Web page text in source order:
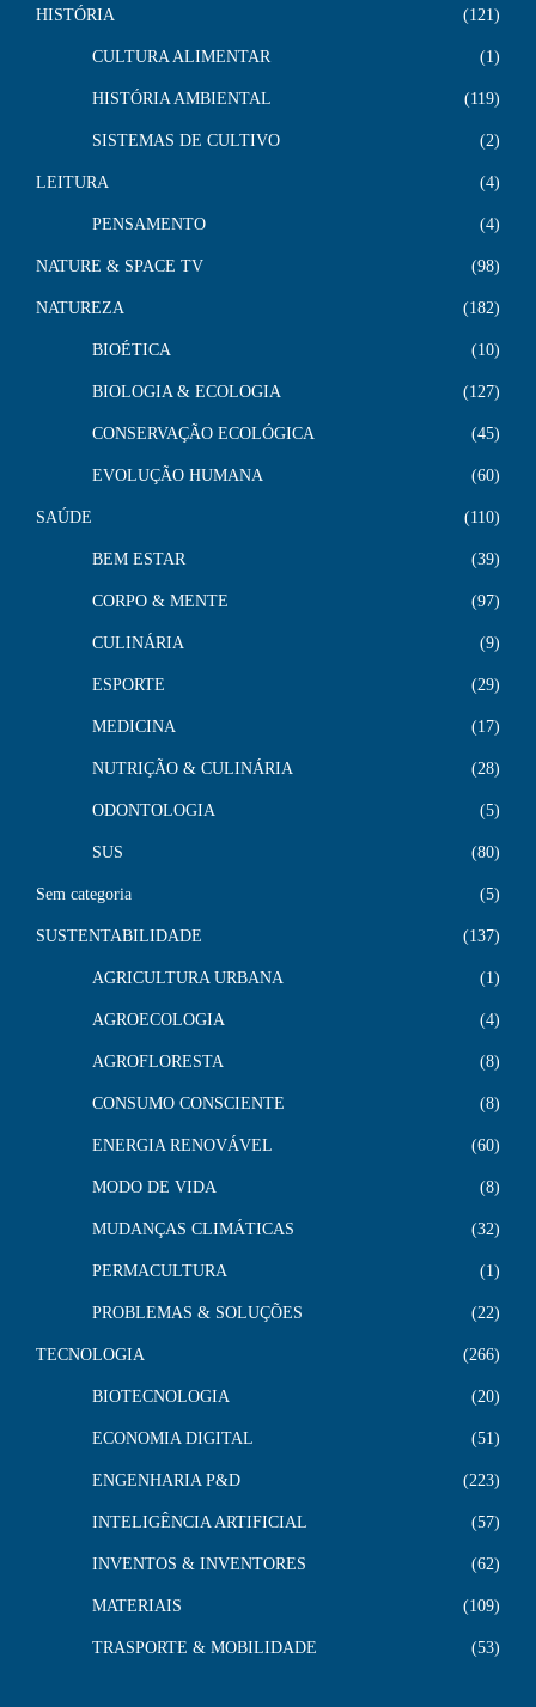
HISTÓRIA 121
CULTURA ALIMENTAR 1
HISTÓRIA AMBIENTAL 119
SISTEMAS DE CULTIVO 2
LEITURA 4
PENSAMENTO 4
NATURE & SPACE TV 98
NATUREZA 182
BIOÉTICA 10
BIOLOGIA & ECOLOGIA 127
CONSERVAÇÃO ECOLÓGICA 45
EVOLUÇÃO HUMANA 60
SAÚDE 110
BEM ESTAR 39
CORPO & MENTE 97
CULINÁRIA 9
ESPORTE 29
MEDICINA 17
NUTRIÇÃO & CULINÁRIA 28
ODONTOLOGIA 5
SUS 80
Sem categoria 5
SUSTENTABILIDADE 137
AGRICULTURA URBANA 1
AGROECOLOGIA 4
AGROFLORESTA 8
CONSUMO CONSCIENTE 8
ENERGIA RENOVÁVEL 60
MODO DE VIDA 8
MUDANÇAS CLIMÁTICAS 32
PERMACULTURA 1
PROBLEMAS & SOLUÇÕES 22
TECNOLOGIA 266
BIOTECNOLOGIA 20
ECONOMIA DIGITAL 51
ENGENHARIA P&D 223
INTELIGÊNCIA ARTIFICIAL 57
INVENTOS & INVENTORES 62
MATERIAIS 109
TRASPORTE & MOBILIDADE 53